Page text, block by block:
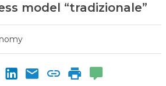
model “tradizionale”